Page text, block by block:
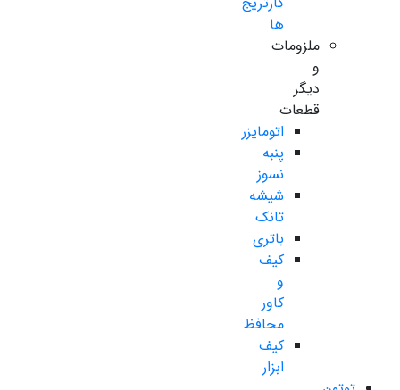
ها
ملزومات
و
دیگر
قطعات
اتومایزر
پنبه
نسوز
شیشه
تانک
باتری
کیف
و
کاور
محافظ
کیف
ابزار